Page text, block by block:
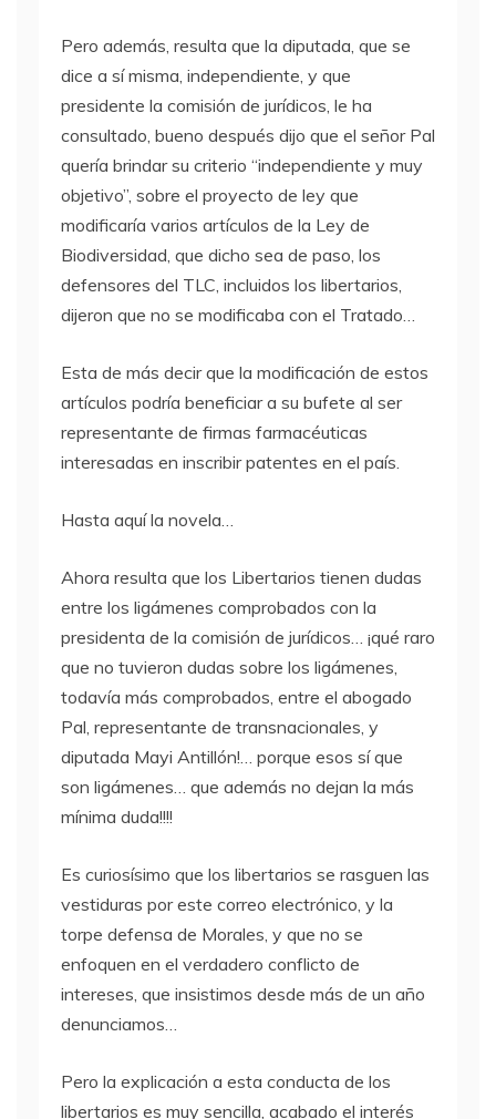
Pero además, resulta que la diputada, que se
dice a sí misma, independiente, y que
presidente la comisión de jurídicos, le ha
consultado, bueno después dijo que el señor Pal
quería brindar su criterio “independiente y muy
objetivo”, sobre el proyecto de ley que
modificaría varios artículos de la Ley de
Biodiversidad, que dicho sea de paso, los
defensores del TLC , incluidos los libertarios,
dijeron que no se modificaba con el Tratado…
Esta de más decir que la modificación de estos
artículos podría beneficiar a su bufete al ser
representante de firmas farmacéuticas
interesadas en inscribir patentes en el país.
Hasta aquí la novela…
Ahora resulta que los Libertarios tienen dudas
entre los ligámenes comprobados con la
presidenta de la comisión de jurídicos… ¡qué raro
que no tuvieron dudas sobre los ligámenes,
todavía más comprobados, entre el abogado
Pal, representante de transnacionales, y
diputada Mayi Antillón!… porque esos sí que
son ligámenes… que además no dejan la más
mínima duda!!!!
Es curiosísimo que los libertarios se rasguen las
vestiduras por este correo electrónico, y la
torpe defensa de Morales, y que no se
enfoquen en el verdadero conflicto de
intereses, que insistimos desde más de un año
denunciamos…
Pero la explicación a esta conducta de los
libertarios es muy sencilla, acabado el interés